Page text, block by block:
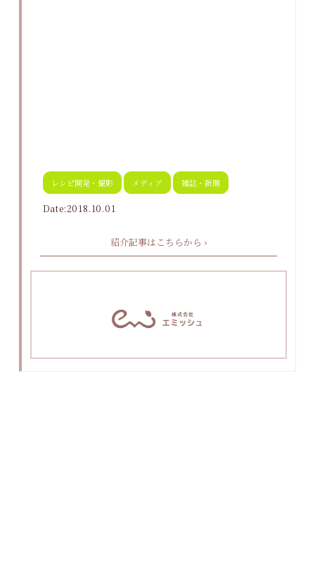
レシピ開発・撮影 メディア 雑誌・新聞
Date:2018.10.01
紹介記事はこちらから ›